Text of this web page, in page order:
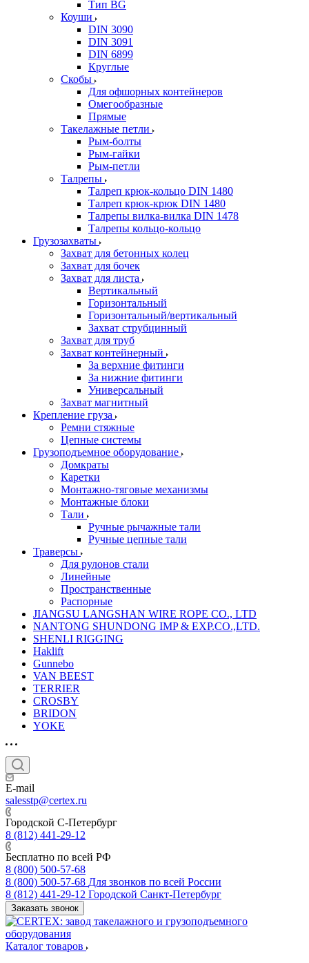
Тип BG
Коуши
DIN 3090
DIN 3091
DIN 6899
Круглые
Скобы
Для офшорных контейнеров
Омегообразные
Прямые
Такелажные петли
Рым-болты
Рым-гайки
Рым-петли
Талрепы
Талреп крюк-кольцо DIN 1480
Талреп крюк-крюк DIN 1480
Талрепы вилка-вилка DIN 1478
Талрепы кольцо-кольцо
Грузозахваты
Захват для бетонных колец
Захват для бочек
Захват для листа
Вертикальный
Горизонтальный
Горизонтальный/вертикальный
Захват струбцинный
Захват для труб
Захват контейнерный
За верхние фитинги
За нижние фитинги
Универсальный
Захват магнитный
Крепление груза
Ремни стяжные
Цепные системы
Грузоподъемное оборудование
Домкраты
Каретки
Монтажно-тяговые механизмы
Монтажные блоки
Тали
Ручные рычажные тали
Ручные цепные тали
Траверсы
Для рулонов стали
Линейные
Пространственные
Распорные
JIANGSU LANGSHAN WIRE ROPE CO., LTD
NANTONG SHUNDONG IMP & EXP.CO.,LTD.
SHENLI RIGGING
Haklift
Gunnebo
VAN BEEST
TERRIER
CROSBY
BRIDON
YOKE
E-mail
salesstp@certex.ru
Городской С-Петербург
8 (812) 441-29-12
Бесплатно по всей РФ
8 (800) 500-57-68
8 (800) 500-57-68 Для звонков по всей России
8 (812) 441-29-12 Городской Санкт-Петербург
Заказать звонок
Каталог товаров